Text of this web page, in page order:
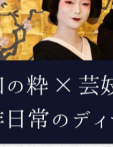
（昭和33年）戦後二回
った原上蔓…
14.千代の山関
2025/06/02